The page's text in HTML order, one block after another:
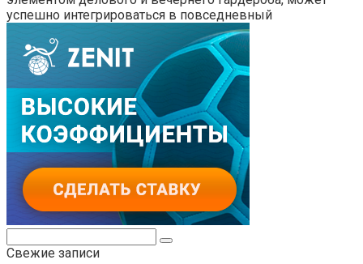
успешно интегрироваться в повседневный
Свежие записи